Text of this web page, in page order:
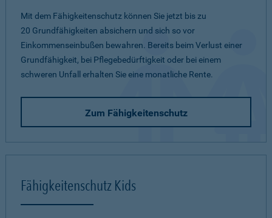
Mit dem Fähigkeitenschutz können Sie jetzt bis zu
20 Grundfähigkeiten absichern und sich so vor
Einkommenseinbußen bewahren. Bereits beim Verlust einer
Grundfähigkeit, bei Pflegebedürftigkeit oder bei einem
schweren Unfall erhalten Sie eine monatliche Rente.
Zum Fähigkeitenschutz
Fähigkeitenschutz Kids